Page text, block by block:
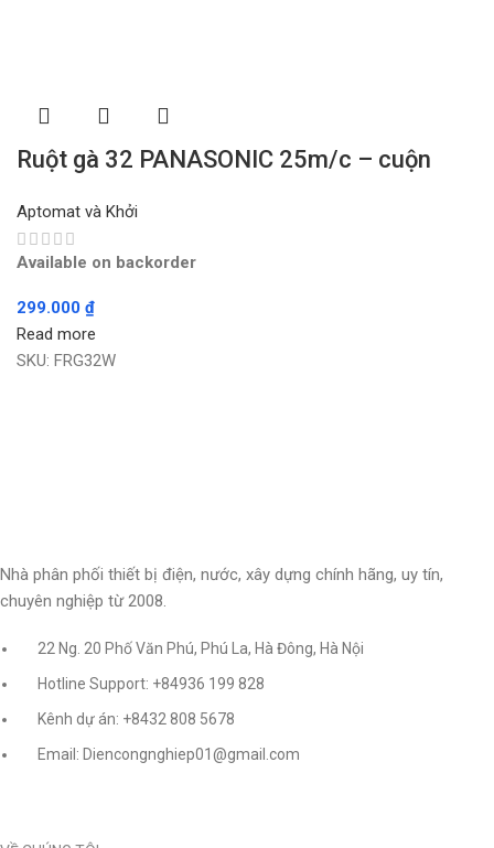
Ruột gà 32 PANASONIC 25m/c – cuộn
Aptomat và Khởi
Available on backorder
299.000 ₫
Read more
SKU: FRG32W
Nhà phân phối thiết bị điện, nước, xây dựng chính hãng, uy tín,
chuyên nghiệp từ 2008.
22 Ng. 20 Phố Văn Phú, Phú La, Hà Đông, Hà Nội
Hotline Support: +84936 199 828
Kênh dự án: +8432 808 5678
Email: Diencongnghiep01@gmail.com